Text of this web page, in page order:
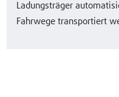
Ladungsträger
Fahrwege transportiert